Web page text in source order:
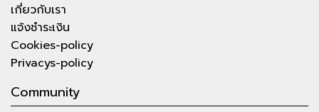
เกี่ยวกับเรา
แจ้งชำระเงิน
Cookies-policy
Privacys-policy
Community